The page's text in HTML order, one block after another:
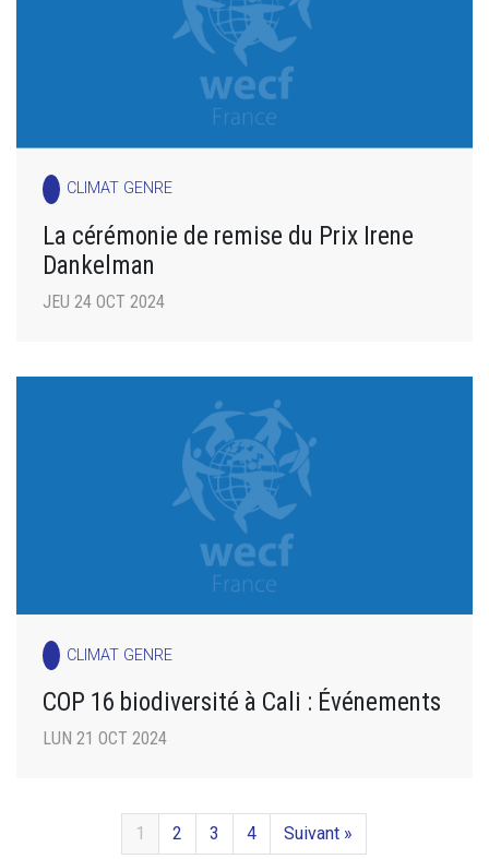
CLIMAT GENRE
La cérémonie de remise du Prix Irene
Dankelman
JEU 24 OCT 2024
CLIMAT GENRE
COP 16 biodiversité à Cali : Événements
LUN 21 OCT 2024
1 2 3 4 Suivant »